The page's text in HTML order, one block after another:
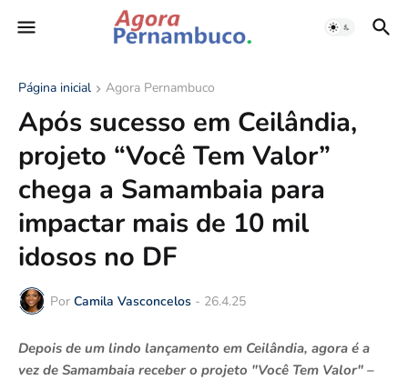
Página inicial Agora Pernambuco
Após sucesso em Ceilândia,
projeto “Você Tem Valor”
chega a Samambaia para
impactar mais de 10 mil
idosos no DF
Por Camila Vasconcelos - 26.4.25
Depois de um lindo lançamento em Ceilândia, agora é a
vez de Samambaia receber o projeto "Você Tem Valor" –